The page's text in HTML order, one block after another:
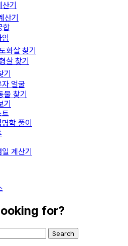
기
산기
합
화살 찾기
살 찾기
기
자 얼굴
물 찾기
기
학 풀이
계산기
for?
Search